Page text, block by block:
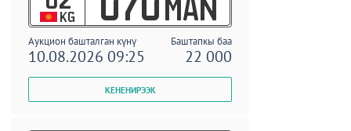
KG MAN
Аукцион башталган күнү Баштапкы баа
10.08.2026 09:25 22 000